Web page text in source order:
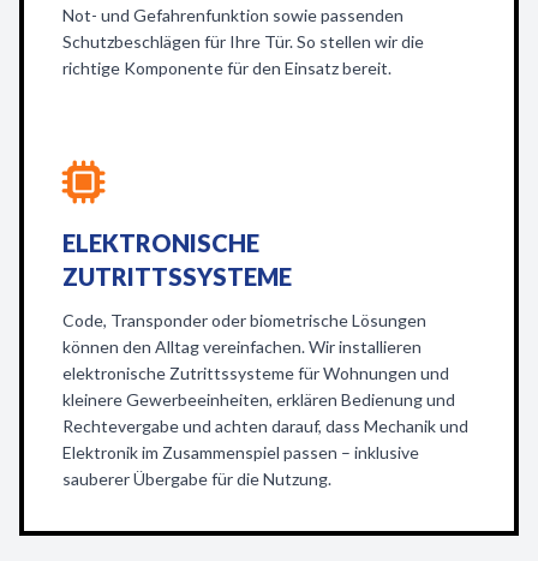
Not- und Gefahrenfunktion sowie passenden
Schutzbeschlägen für Ihre Tür. So stellen wir die
richtige Komponente für den Einsatz bereit.
ELEKTRONISCHE
ZUTRITTSSYSTEME
Code, Transponder oder biometrische Lösungen
können den Alltag vereinfachen. Wir installieren
elektronische Zutrittssysteme für Wohnungen und
kleinere Gewerbeeinheiten, erklären Bedienung und
Rechtevergabe und achten darauf, dass Mechanik und
Elektronik im Zusammenspiel passen – inklusive
sauberer Übergabe für die Nutzung.